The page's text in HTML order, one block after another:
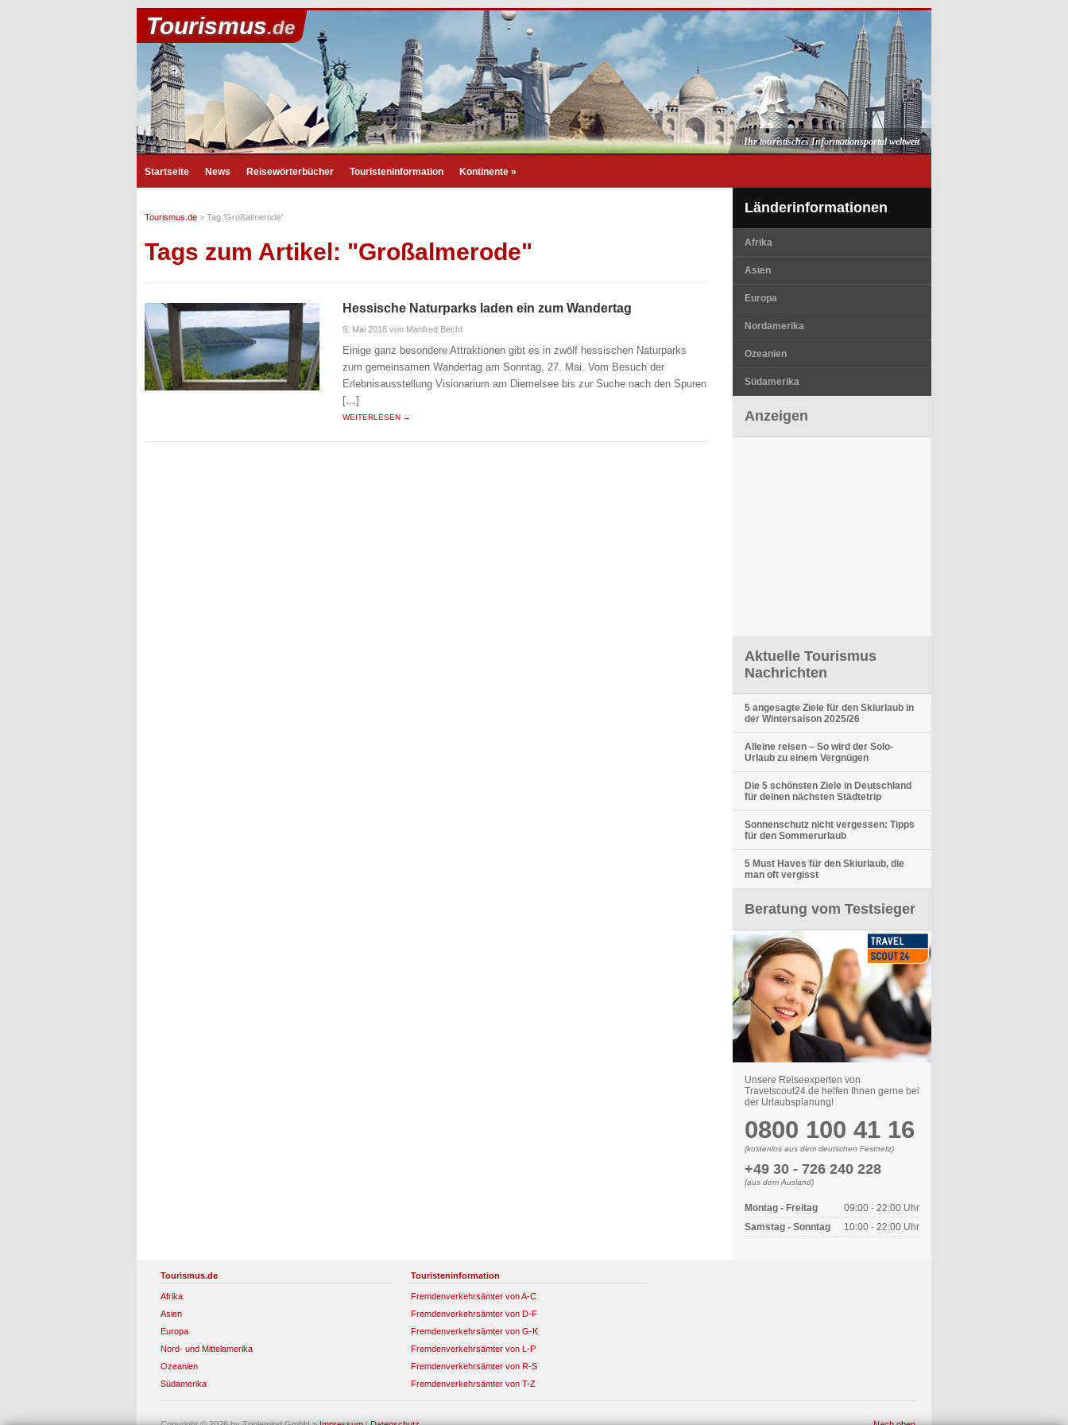
Tourismus.de
Ihr touristisches Informationsportal weltweit
Startseite News Reisewörterbücher Touristeninformation Kontinente »
Tourismus.de > Tag 'Großalmerode'
Tags zum Artikel: "Großalmerode"
Hessische Naturparks laden ein zum Wandertag
9. Mai 2018 von Manfred Becht
Einige ganz besondere Attraktionen gibt es in zwölf hessischen Naturparks
zum gemeinsamen Wandertag am Sonntag, 27. Mai. Vom Besuch der
Erlebnisausstellung Visionarium am Diemelsee bis zur Suche nach den Spuren
[…]
WEITERLESEN →
Länderinformationen
Afrika
Asien
Europa
Nordamerika
Ozeanien
Südamerika
Anzeigen
Aktuelle Tourismus
Nachrichten
5 angesagte Ziele für den Skiurlaub in
der Wintersaison 2025/26
Alleine reisen – So wird der Solo-
Urlaub zu einem Vergnügen
Die 5 schönsten Ziele in Deutschland
für deinen nächsten Städtetrip
Sonnenschutz nicht vergessen: Tipps
für den Sommerurlaub
5 Must Haves für den Skiurlaub, die
man oft vergisst
Beratung vom Testsieger
Unsere Reiseexperten von
Travelscout24.de helfen Ihnen gerne bei
der Urlaubsplanung!
0800 100 41 16
(kostenlos aus dem deutschen Festnetz)
+49 30 - 726 240 228
(aus dem Ausland)
Montag - Freitag
09:00 - 22:00 Uhr
Samstag - Sonntag
10:00 - 22:00 Uhr
Tourismus.de
Afrika
Asien
Europa
Nord- und Mittelamerika
Ozeanien
Südamerika
Touristeninformation
Fremdenverkehrsämter von A-C
Fremdenverkehrsämter von D-F
Fremdenverkehrsämter von G-K
Fremdenverkehrsämter von L-P
Fremdenverkehrsämter von R-S
Fremdenverkehrsämter von T-Z